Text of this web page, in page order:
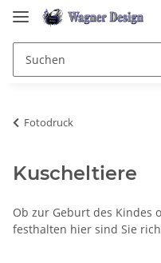
Fotodruck
Kuscheltiere
Ob zur Geburt des Kindes
festhalten hier sind Sie